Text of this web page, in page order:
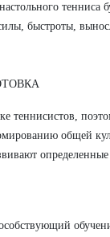
тенниса
быстроты,
теннисистов,
общей
определенные